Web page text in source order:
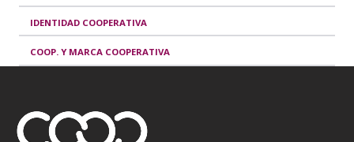
IDENTIDAD COOPERATIVA
COOP. Y MARCA COOPERATIVA